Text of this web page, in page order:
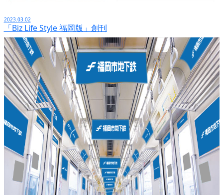
2023.03.02
「Biz Life Style 福岡版」創刊